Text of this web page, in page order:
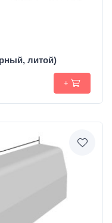
литой)
+